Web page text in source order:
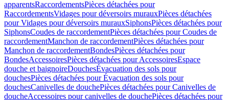
apparentsRaccordementsPièces détachées pour
RaccordementsVidages pour déversoirs murauxPièces détachées
pour Vidages pour déversoirs murauxSiphonsPièces détachées pour
SiphonsCoudes de raccordementPièces détachées pour Coudes de
raccordementManchon de raccordementPièces détachées pour
Manchon de raccordementBondesPièces détachées pour
BondesAccessoiresPièces détachées pour AccessoiresEspace
douche et baignoireDouchesÉvacuation des sols pour
douchesPièces détachées pour Évacuation des sols pour
douchesCanivelles de douchePièces détachées pour Canivelles de
doucheAccessoires pour canivelles de douchePièces détachées pour